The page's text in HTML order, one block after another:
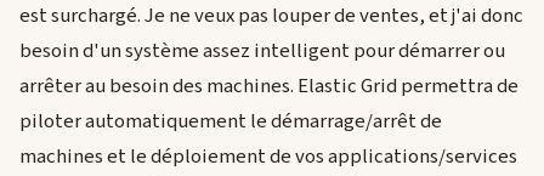
est surchargé. Je ne veux pas louper de ventes, et j'ai donc
besoin d'un système assez intelligent pour démarrer ou
arrêter au besoin des machines. Elastic Grid permettra de
piloter automatiquement le démarrage/arrêt de
machines et le déploiement de vos applications/services